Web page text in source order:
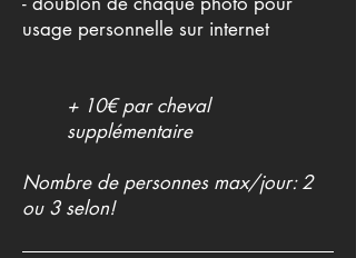
usage personnelle sur internet
+ 10€ par cheval
supplémentaire
Nombre de personnes max/jour: 2
ou 3 selon!